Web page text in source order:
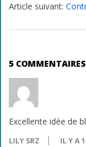
06
Article suivant:
5 COMMENTAIRES
Excellente idée de
LILY SRZ IL Y A